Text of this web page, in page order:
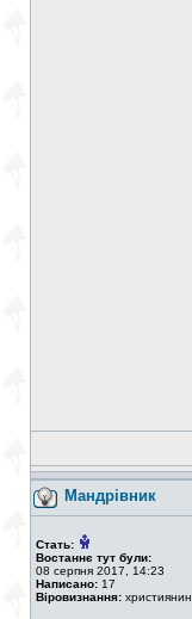
Мандрiвник
Стать:
Востаннє тут були:
08 серпня 2017, 14:23
Написано: 17
Віровизнання: християнин